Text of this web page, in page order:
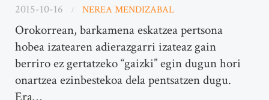
2015-10-16 NEREA MENDIZABAL
Orokorrean, barkamena eskatzea pertsona
hobea izatearen adierazgarri izateaz gain
berriro ez gertatzeko “gaizki” egin dugun hori
onartzea ezinbestekoa dela pentsatzen dugu.
Era…